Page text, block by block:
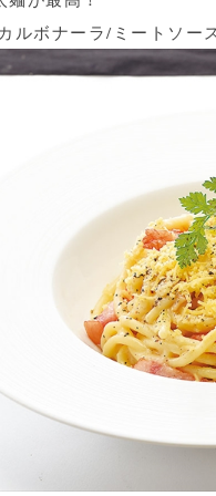
ルボナーラ/ミートソー